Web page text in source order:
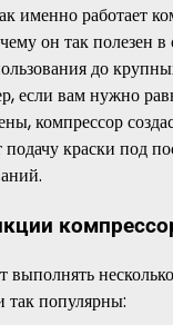
именно работает
он так полезен
до
если вам нужно
компрессор
подачу краски под
так популярны: